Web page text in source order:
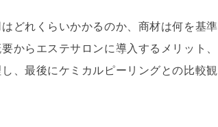
どれくらいかかるのか、商材は何を基準
らエステサロンに導入するメリット、
、最後にケミカルピーリングとの比較観